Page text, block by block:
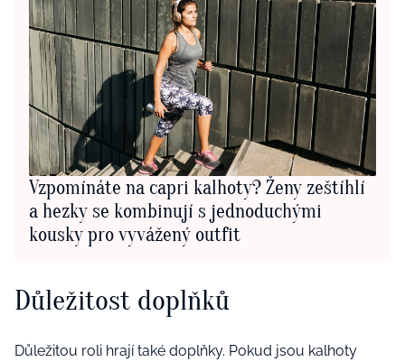
Vzpomínáte na capri kalhoty? Ženy zeštíhlí
a hezky se kombinují s jednoduchými
kousky pro vyvážený outfit
Důležitost doplňků
Důležitou roli hrají také doplňky. Pokud jsou kalhoty